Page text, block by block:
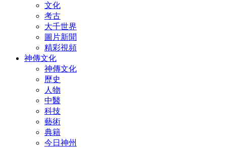
文化
考古
大千世界
圖片新聞
精彩視頻
神傳文化
神傳文化
歷史
人物
中醫
科技
藝術
典籍
今日神州